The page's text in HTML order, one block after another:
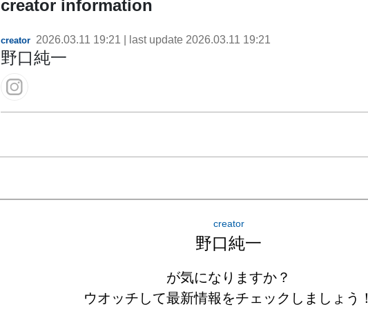
creator information
creator 2026.03.11 19:21 | last update 2026.03.11 19:21
野口純一
creator
野口純一
が気になりますか？
ウオッチして最新情報をチェックしましょう！